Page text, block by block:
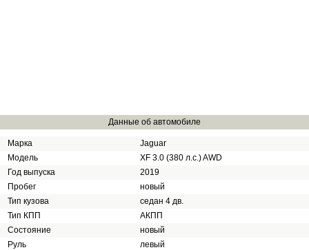
Данные об автомобиле
Марка
Jaguar
Модель
XF 3.0 (380 л.с.) AWD
Год выпуска
2019
Пробег
новый
Тип кузова
cедан 4 дв.
Тип КПП
АКПП
Состояние
новый
Руль
левый